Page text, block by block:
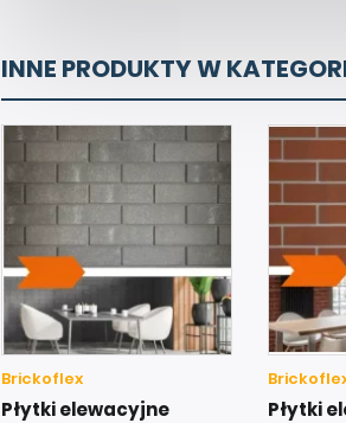
INNE PRODUKTY W
Brickoflex
Płytki elewacyjne
Płytki